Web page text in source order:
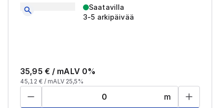
Saatavilla
3-5 arkipäivää
35,95 € / mALV 0%
45,12 € / mALV 25,5%
m